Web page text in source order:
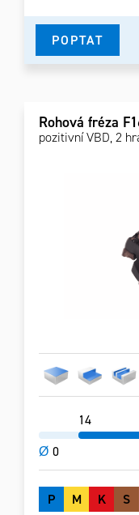
POPTAT
Rohová fréza
pozitivní VBD, 2
Ø 0
14
P M K S